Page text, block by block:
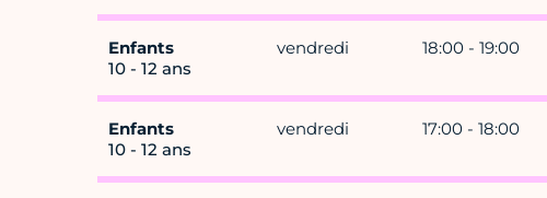
Enfants
10 - 12 ans
vendredi 18:00 - 19:00
Enfants
10 - 12 ans
vendredi 17:00 - 18:00